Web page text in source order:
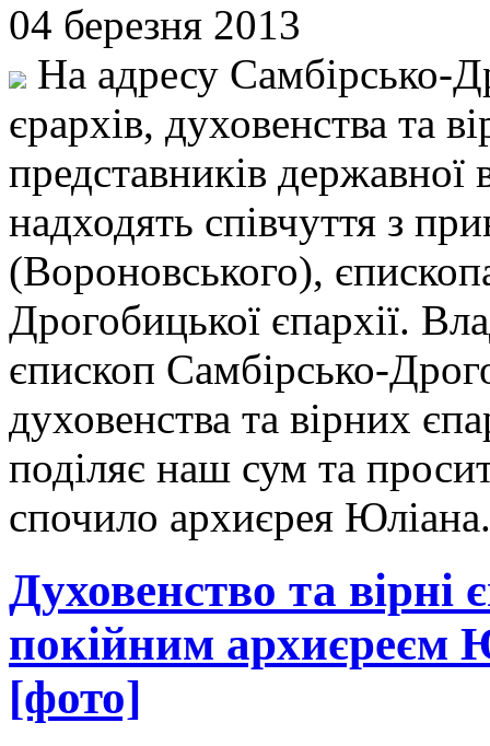
04 березня 2013
На адресу Самбірсько-
єрархів, духовенства та
представників державної
надходять співчуття з
(Вороновського),
Дрогобицької єпархії.
єпископ Самбірсько-
духовенства та вірних
поділяє наш сум та
спочило архиєрея
Духовенство та вірні
покійним архиєреєм
[фото]